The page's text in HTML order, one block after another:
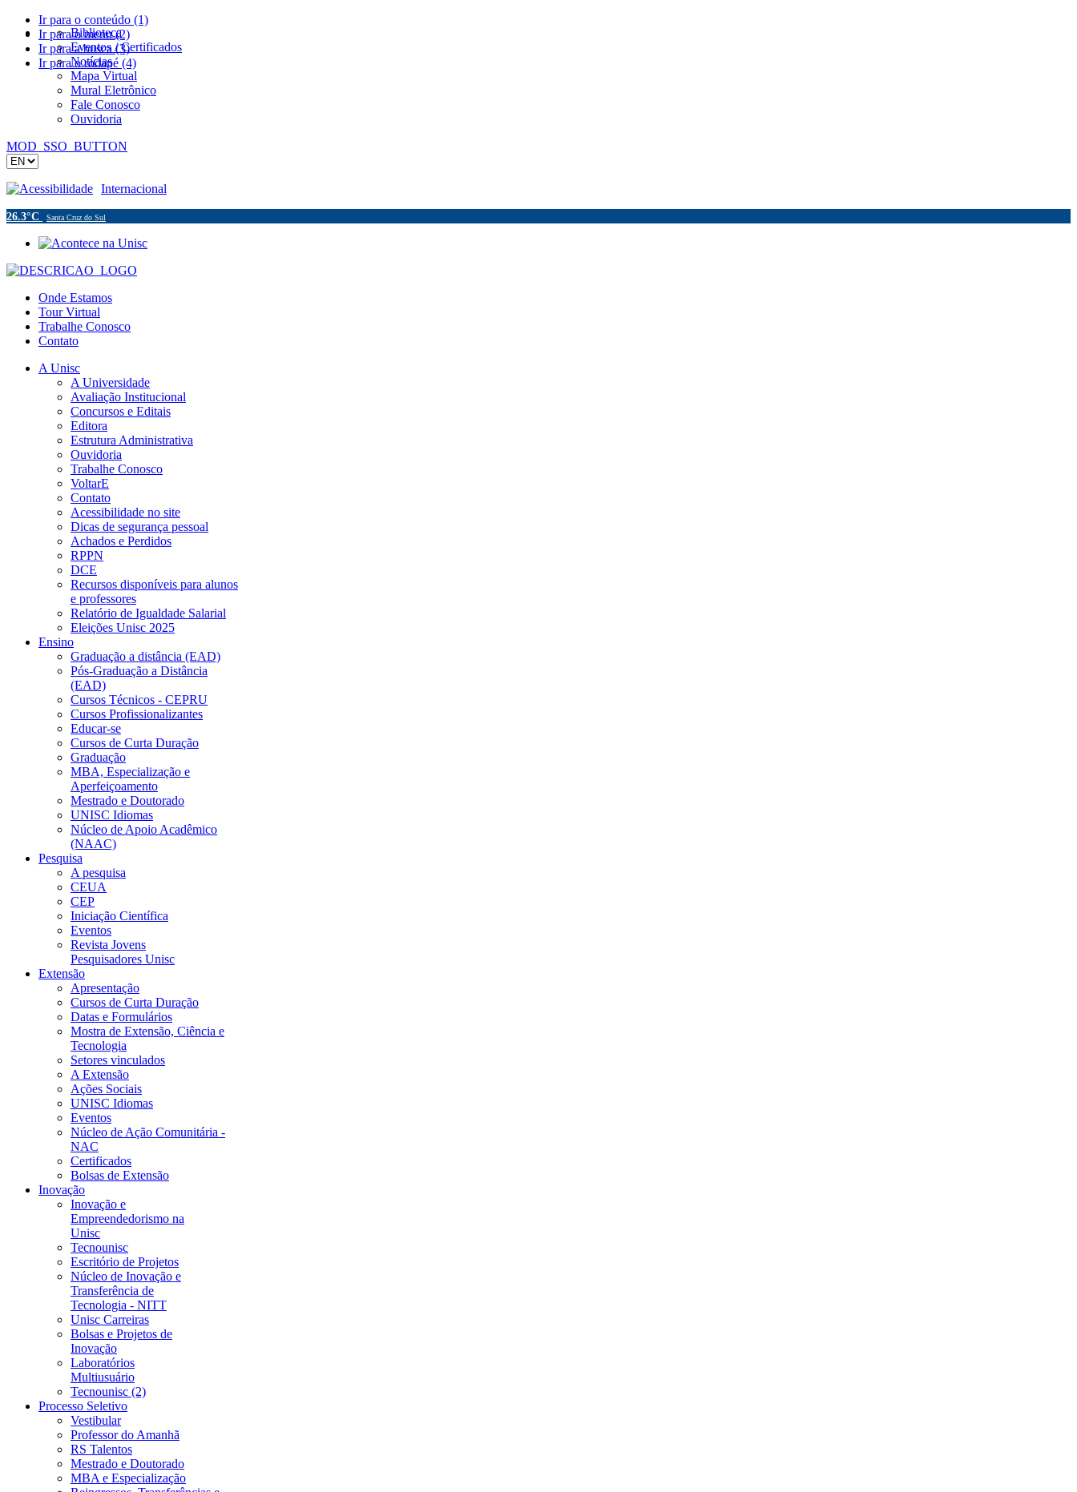
Ir para o conteúdo (1)
Ir para o menu (2)
Ir para a busca (3)
Ir para o rodapé (4)
Biblioteca
Eventos / Certificados
Notícias
Mapa Virtual
Mural Eletrônico
Fale Conosco
Ouvidoria
MOD_SSO_BUTTON
Acessibilidade Internacional
26.3°C Santa Cruz do Sul
Onde Estamos
Tour Virtual
Trabalhe Conosco
Contato
A Unisc
A Universidade
Avaliação Institucional
Concursos e Editais
Editora
Estrutura Administrativa
Ouvidoria
Trabalhe Conosco
VoltarE
Contato
Acessibilidade no site
Dicas de segurança pessoal
Achados e Perdidos
RPPN
DCE
Recursos disponíveis para alunos
e professores
Relatório de Igualdade Salarial
Eleições Unisc 2025
Ensino
Graduação a distância (EAD)
Pós-Graduação a Distância
(EAD)
Cursos Técnicos - CEPRU
Cursos Profissionalizantes
Educar-se
Cursos de Curta Duração
Graduação
MBA, Especialização e
Aperfeiçoamento
Mestrado e Doutorado
UNISC Idiomas
Núcleo de Apoio Acadêmico
(NAAC)
Pesquisa
A pesquisa
CEUA
CEP
Iniciação Científica
Eventos
Revista Jovens
Pesquisadores Unisc
Extensão
Apresentação
Cursos de Curta Duração
Datas e Formulários
Mostra de Extensão, Ciência e
Tecnologia
Setores vinculados
A Extensão
Ações Sociais
UNISC Idiomas
Eventos
Núcleo de Ação Comunitária -
NAC
Certificados
Bolsas de Extensão
Inovação
Inovação e
Empreendedorismo na
Unisc
Tecnounisc
Escritório de Projetos
Núcleo de Inovação e
Transferência de
Tecnologia - NITT
Unisc Carreiras
Bolsas e Projetos de
Inovação
Laboratórios
Multiusuário
Tecnounisc (2)
Processo Seletivo
Vestibular
Professor do Amanhã
RS Talentos
Mestrado e Doutorado
MBA e Especialização